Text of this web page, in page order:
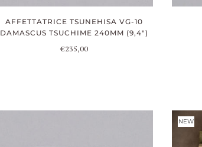
AFFETTATRICE TSUNEHISA VG-10
DAMASCUS TSUCHIME 240MM (9,4")
€235,00
NEW